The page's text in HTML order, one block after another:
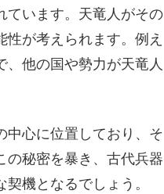
ています。天竜人がその
が考えられます。例え
他の国や勢力が天竜人
中心に位置しており、そ
の秘密を暴き、古代兵器
機となるでしょう。